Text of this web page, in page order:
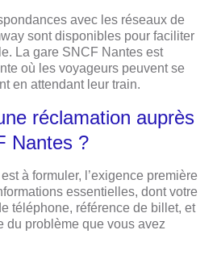
avec les réseaux de
sont disponibles pour faciliter
La gare SNCF Nantes est
où les voyageurs peuvent se
en attendant leur train.
réclamation auprès
Nantes ?
est à formuler, l’exigence première
essentielles, dont votre
téléphone, référence de billet, et
du problème que vous avez